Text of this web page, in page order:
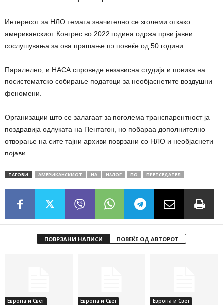
Интересот за НЛО темата значително се зголеми откако
американскиот Конгрес во 2022 година одржа први јавни
сослушувања за ова прашање по повеќе од 50 години.
Паралелно, и НАСА спроведе независна студија и повика на
посистематско собирање податоци за необјаснетите воздушни
феномени.
Организации што се залагаат за поголема транспарентност ја
поздравија одлуката на Пентагон, но побараа дополнително
отворање на сите тајни архиви поврзани со НЛО и необјаснети
појави.
ТАГОВИ АМЕРИКАНСКИОТ НА НАЛОГ ПО ПРЕТСЕДАТЕЛ
ПОВРЗАНИ НАПИСИ ПОВЕЌЕ ОД АВТОРОТ
Европа и Свет Европа и Свет Европа и Свет